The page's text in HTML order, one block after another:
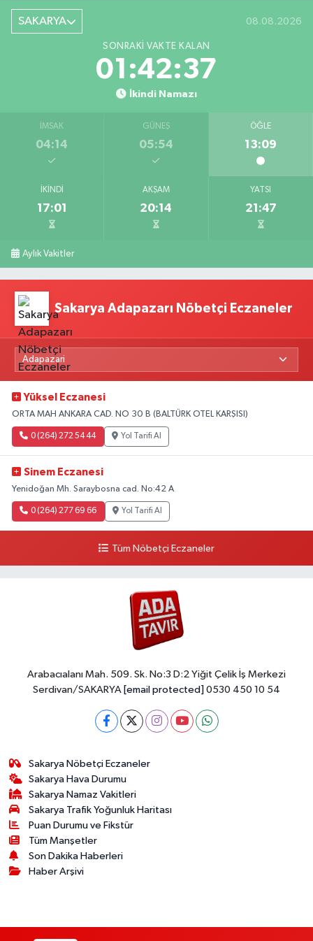
SAKARYA 08.08.2026
SONRAKI VAKTE KALAN
01:42:36
İkindi Namazı
İMSAK
04:14
GÜNEŞ
05:54
ÖĞLE
13:09
İKINDI
17:01
AKŞAM
20:14
YATSI
21:47
Aylık Vakitler
Sakarya Adapazarı Nöbetçi Eczaneler
Yüksel Eczanesi
ORTA MAH ANKARA CAD. NO 30 B (BALTÜRK OTEL KARŞISI)
0 (264) 272 54 44 Yol Tarifi Al
Sinem Eczanesi
Yenidoğan Mh. Saraybosna cad. No:42 A
0 (264) 277 69 66 Yol Tarifi Al
Tüm Nöbetçi Eczaneler
Arabacıalanı Mah. 509. Sk. No:3 D:2 Yiğit Çelik İş Merkezi
Serdivan/SAKARYA [email protected] 0530 450 10 54
Sakarya Nöbetçi Eczaneler
Sakarya Hava Durumu
Sakarya Namaz Vakitleri
Sakarya Trafik Yoğunluk Haritası
Puan Durumu ve Fikstür
Tüm Manşetler
Son Dakika Haberleri
Haber Arşivi